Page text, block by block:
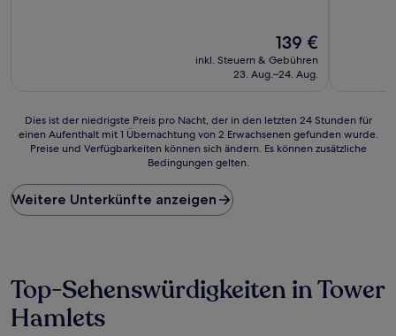
Der
Preis
beträgt
139 €
inkl. Steuern & Gebühren
23. Aug.–24. Aug.
Dies
ist
Preis
pro
Nacht,
letzten
24 Stunden
für
einen
Dies ist der niedrigste Preis pro Nacht, der in den letzten 24 Stunden für
einen Aufenthalt mit 1 Übernachtung von 2 Erwachsenen gefunden wurde.
Preise und Verfügbarkeiten können sich ändern. Es können zusätzliche
Bedingungen gelten.
Weitere Unterkünfte anzeigen
Top-Sehenswürdigkeiten in Tower
Hamlets